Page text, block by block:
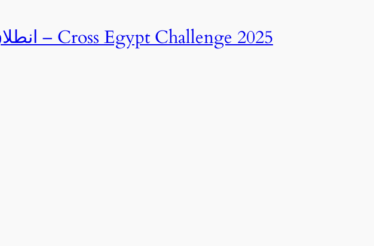
انطلاق النسخة الرابعة عشرة من رالي تحدي عبور مصر – Cross Egypt Challenge 2025